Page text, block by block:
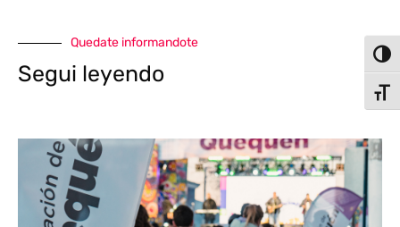
Quedate informandote
Segui leyendo